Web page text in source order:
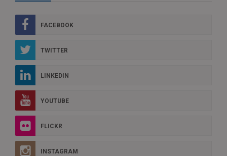
FACEBOOK
TWITTER
LINKEDIN
YOUTUBE
FLICKR
INSTAGRAM